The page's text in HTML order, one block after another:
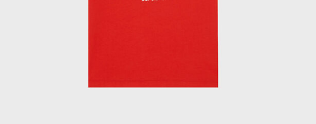
Chemises